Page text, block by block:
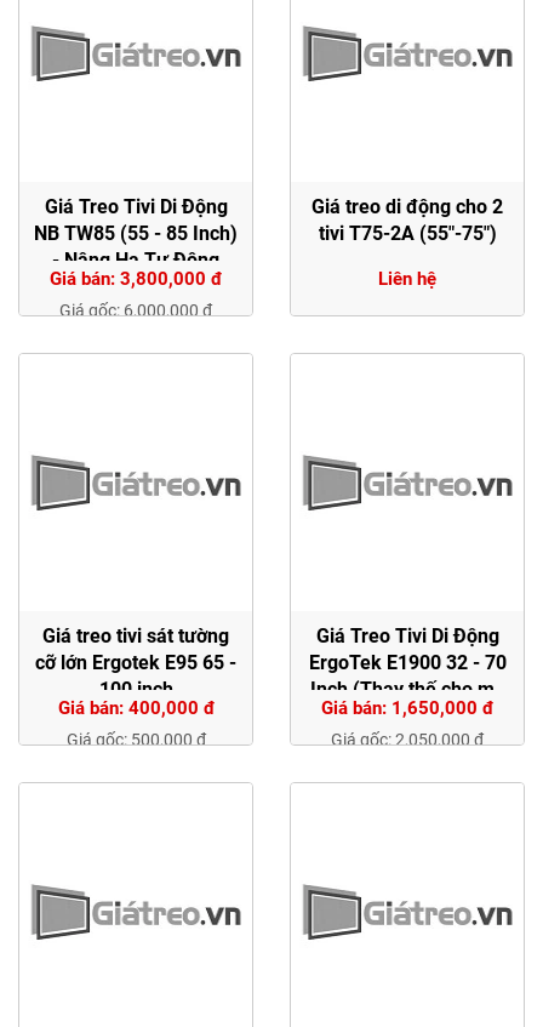
Giá Treo Tivi Di Động
NB TW85 (55 - 85 Inch)
- Nâng Hạ Tự Động
Giá bán: 3,800,000 đ
Giá gốc: 6,000,000 đ
Giá treo di động cho 2
tivi T75-2A (55"-75")
Liên hệ
Giá treo tivi sát tường
cỡ lớn Ergotek E95 65 -
100 inch
Giá bán: 400,000 đ
Giá gốc: 500,000 đ
Giá Treo Tivi Di Động
ErgoTek E1900 32 - 70
Inch (Thay thế cho mã
1700)
Giá bán: 1,650,000 đ
Giá gốc: 2,050,000 đ